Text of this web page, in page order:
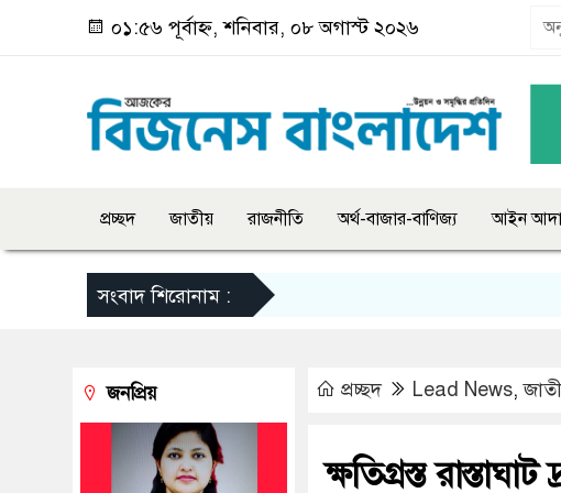
০১:৫৬ পূর্বাহ্ন, শনিবার, ০৮ অগাস্ট ২০২৬
প্রচ্ছদ জাতীয় রাজনীতি অর্থ-বাজার-বাণিজ্য আইন
সংবাদ শিরোনাম :
প্রচ্ছদ Lead News,
ক্ষতিগ্রস্ত
জনপ্রিয়